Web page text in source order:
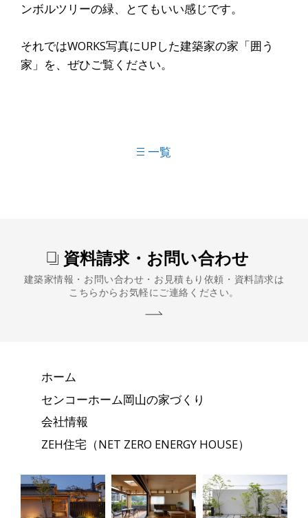
ンボルツリーの緑、とてもいい感じです。
それではWORKS写真にUPした建築家の家「囲う
家」を、ぜひご覧ください。
一覧
資料請求・お問い合わせ
建築家情報・お問い合わせ・お見積もり依頼・資料請求は
こちらからお気軽にご連絡ください。
ホーム
センコーホーム岡山の家づくり
会社情報
ZEH住宅（NET ZERO ENERGY HOUSE）